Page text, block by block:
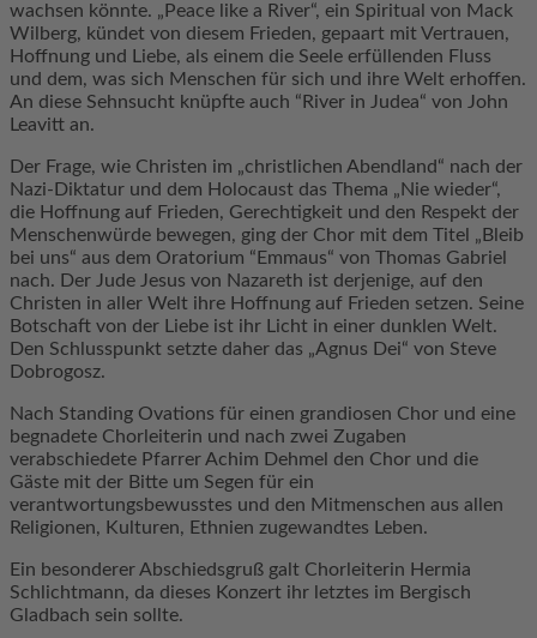
wachsen könnte. „Peace like a River“, ein Spiritual von Mack
Wilberg, kündet von diesem Frieden, gepaart mit Vertrauen,
Hoffnung und Liebe, als einem die Seele erfüllenden Fluss
und dem, was sich Menschen für sich und ihre Welt erhoffen.
An diese Sehnsucht knüpfte auch “River in Judea“ von John
Leavitt an.
Der Frage, wie Christen im „christlichen Abendland“ nach der
Nazi-Diktatur und dem Holocaust das Thema „Nie wieder“,
die Hoffnung auf Frieden, Gerechtigkeit und den Respekt der
Menschenwürde bewegen, ging der Chor mit dem Titel „Bleib
bei uns“ aus dem Oratorium “Emmaus“ von Thomas Gabriel
nach. Der Jude Jesus von Nazareth ist derjenige, auf den
Christen in aller Welt ihre Hoffnung auf Frieden setzen. Seine
Botschaft von der Liebe ist ihr Licht in einer dunklen Welt.
Den Schlusspunkt setzte daher das „Agnus Dei“ von Steve
Dobrogosz.
Nach Standing Ovations für einen grandiosen Chor und eine
begnadete Chorleiterin und nach zwei Zugaben
verabschiedete Pfarrer Achim Dehmel den Chor und die
Gäste mit der Bitte um Segen für ein
verantwortungsbewusstes und den Mitmenschen aus allen
Religionen, Kulturen, Ethnien zugewandtes Leben.
Ein besonderer Abschiedsgruß galt Chorleiterin Hermia
Schlichtmann, da dieses Konzert ihr letztes im Bergisch
Gladbach sein sollte.